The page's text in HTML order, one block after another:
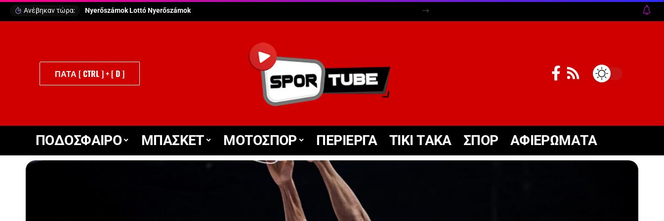
Ανέβηκαν τώρα: Puttó Szerencsejáték
ΠΑΤΑ [ CTRL ] + [ D ]
ΠΟΔΟΣΦΑΙΡΟ ΜΠΑΣΚΕΤ ΜΟΤΟΣΠΟΡ ΠΕΡΙΕΡΓΑ TIKΙ TΑΚΑ ΣΠΟΡ ΑΦΙΕΡΩΜΑΤΑ